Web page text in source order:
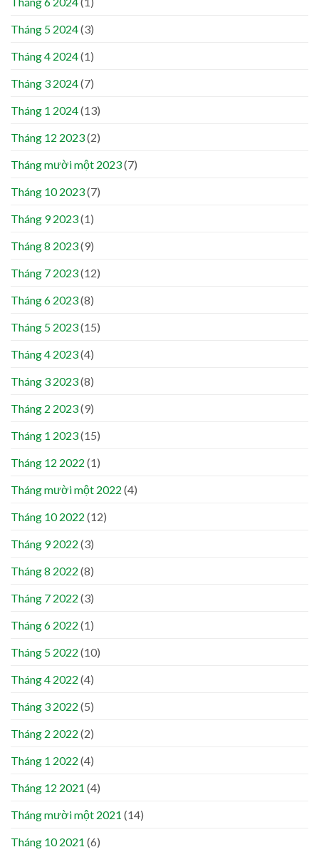
Tháng 5 2024(3)
Tháng 4 2024(1)
Tháng 3 2024(7)
Tháng 1 2024(13)
Tháng 12 2023(2)
Tháng mười một 2023(7)
Tháng 10 2023(7)
Tháng 9 2023(1)
Tháng 8 2023(9)
Tháng 7 2023(12)
Tháng 6 2023(8)
Tháng 5 2023(15)
Tháng 4 2023(4)
Tháng 3 2023(8)
Tháng 2 2023(9)
Tháng 1 2023(15)
Tháng 12 2022 (1)
Tháng mười một 2022 (4)
Tháng 10 2022 (12)
Tháng 9 2022 (3)
Tháng 8 2022 (8)
Tháng 7 2022 (3)
Tháng 6 2022 (1)
Tháng 5 2022 (10)
Tháng 4 2022 (4)
Tháng 3 2022 (5)
Tháng 2 2022 (2)
Tháng 1 2022 (4)
Tháng 12 2021 (4)
Tháng mười một 2021 (14)
Tháng 10 2021 (6)